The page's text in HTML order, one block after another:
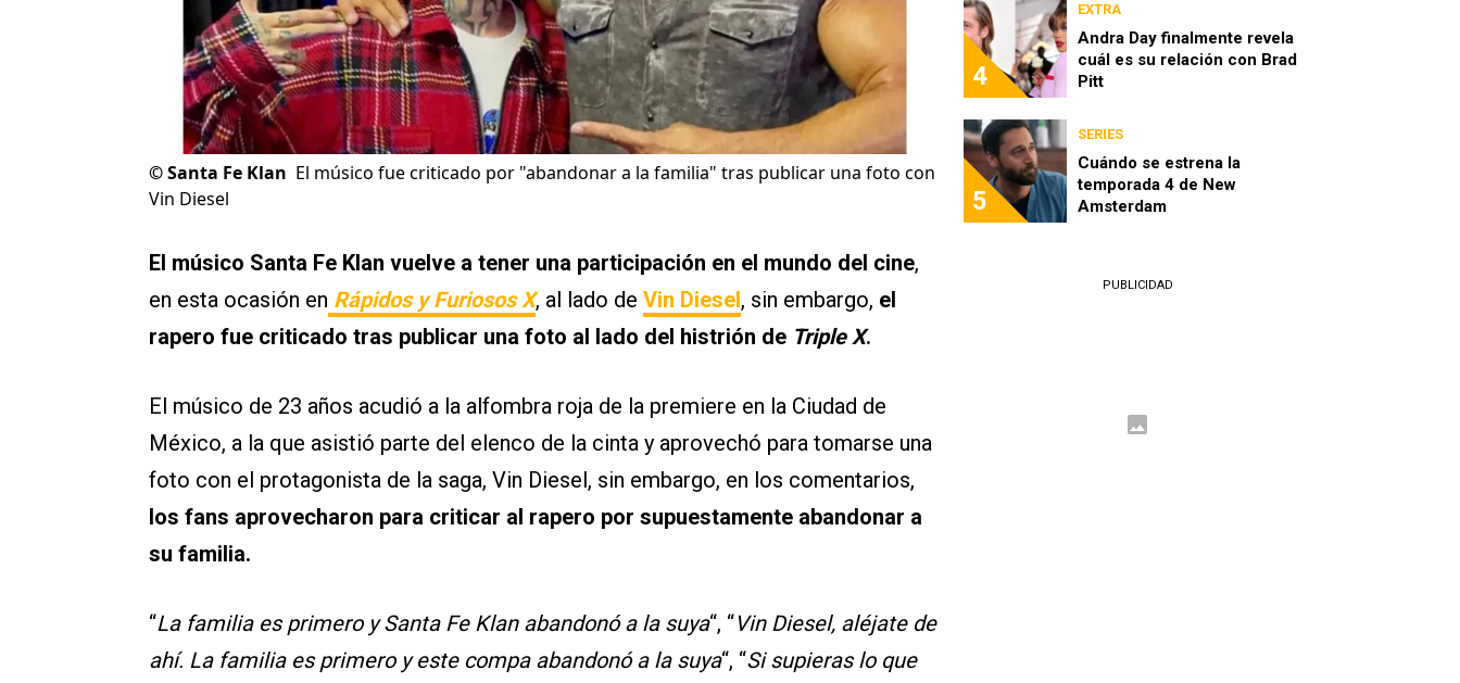
©Santa Fe Klan El músico fue criticado por "abandonar a la familia" tras publicar una foto con
Vin Diesel
El músico Santa Fe Klan vuelve a tener una participación en el mundo del cine,
en esta ocasión en Rápidos y Furiosos X, al lado de Vin Diesel, sin embargo, el
rapero fue criticado tras publicar una foto al lado del histrión de Triple X.
El músico de 23 años acudió a la alfombra roja de la premiere en la Ciudad de
México, a la que asistió parte del elenco de la cinta y aprovechó para tomarse una
foto con el protagonista de la saga, Vin Diesel, sin embargo, en los comentarios,
los fans aprovecharon para criticar al rapero por supuestamente abandonar a
su familia.
“La familia es primero y Santa Fe Klan abandonó a la suya“, “Vin Diesel, aléjate de
ahí. La familia es primero y este compa abandonó a la suya“, “Si supieras lo que
4
EXTRA
Andra Day finalmente revela
cuál es su relación con Brad
Pitt
5
SERIES
Cuándo se estrena la
temporada 4 de New
Amsterdam
PUBLICIDAD